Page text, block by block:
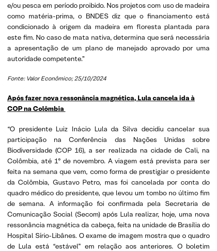
e/ou pesca em período proibido. Nos projetos com uso de madeira
como matéria-prima, o BNDES diz que o financiamento está
condicionado à origem da madeira em floresta plantada para
este fim. No caso de mata nativa, determina que será necessária
a apresentação de um plano de manejado aprovado por uma
autoridade competente.”
Fonte: Valor Econômico; 25/10/2024
Após fazer nova ressonância magnética, Lula cancela ida à
COP na Colômbia
“O presidente Luiz Inácio Lula da Silva decidiu cancelar sua
participação na Conferência das Nações Unidas sobre
Biodiversidade (COP 16), a ser realizada na cidade de Cali, na
Colômbia, até 1º de novembro. A viagem está prevista para ser
feita na semana que vem, como forma de prestigiar o presidente
da Colômbia, Gustavo Petro, mas foi cancelada por conta do
quadro médico do presidente, que levou um tombo no último fim
de semana. A informação foi confirmada pela Secretaria de
Comunicação Social (Secom) após Lula realizar, hoje, uma nova
ressonância magnética da cabeça, feita na unidade de Brasília do
Hospital Sírio-Libânes. O exame de imagem mostra que o quadro
de Lula está “estável” em relação aos anteriores. O boletim